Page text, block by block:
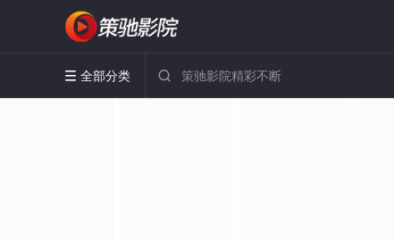
 全部分类 